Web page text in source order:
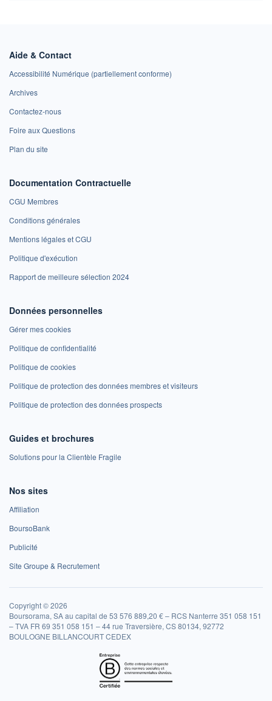
Aide & Contact
Accessibilité Numérique (partiellement conforme)
Archives
Contactez-nous
Foire aux Questions
Plan du site
Documentation Contractuelle
CGU Membres
Conditions générales
Mentions légales et CGU
Politique d'exécution
Rapport de meilleure sélection 2024
Données personnelles
Gérer mes cookies
Politique de confidentialité
Politique de cookies
Politique de protection des données membres et visiteurs
Politique de protection des données prospects
Guides et brochures
Solutions pour la Clientèle Fragile
Nos sites
Affiliation
BoursoBank
Publicité
Site Groupe & Recrutement
Copyright © 2026
Boursorama, SA au capital de 53 576 889,20 € – RCS Nanterre 351 058 151
– TVA FR 69 351 058 151 – 44 rue Traversière, CS 80134, 92772
BOULOGNE BILLANCOURT CEDEX